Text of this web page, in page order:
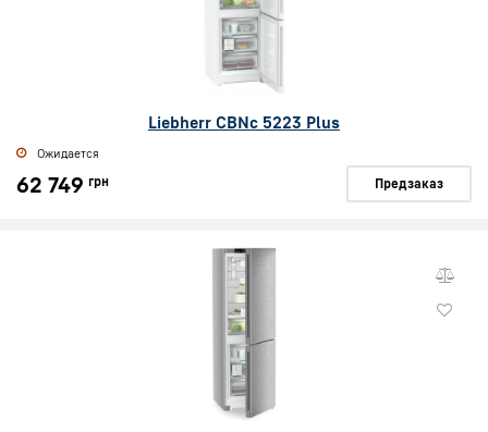
Liebherr CBNc 5223 Plus
Ожидается
62 749 грн Предзаказ